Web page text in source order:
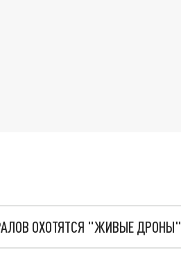
ОХОТЯТСЯ "ЖИВЫЕ ДРОНЫ"